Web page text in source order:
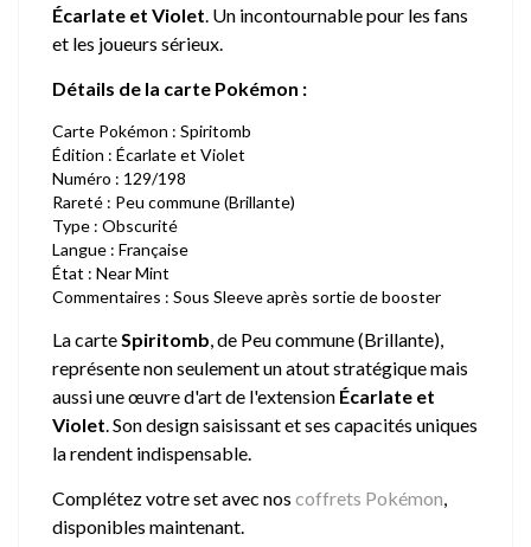
Écarlate et Violet. Un incontournable pour les fans
et les joueurs sérieux.
Détails de la carte Pokémon :
Carte Pokémon : Spiritomb
Édition : Écarlate et Violet
Numéro : 129/198
Rareté : Peu commune (Brillante)
Type : Obscurité
Langue : Française
État : Near Mint
Commentaires : Sous Sleeve après sortie de booster
La carteSpiritomb, de Peu commune (Brillante),
représente non seulement un atout stratégique mais
aussi une œuvre d'art de l'extension Écarlate et
Violet. Son design saisissant et ses capacités uniques
la rendent indispensable.
Complétez votre set avec nos coffrets Pokémon,
disponibles maintenant.